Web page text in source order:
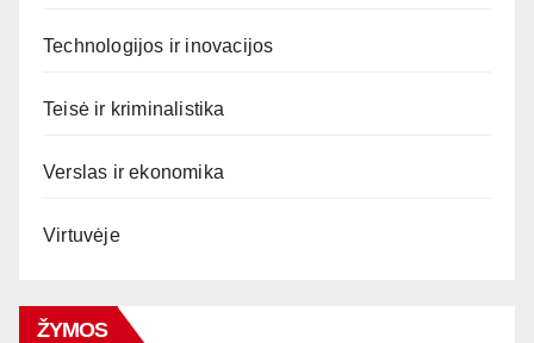
Technologijos ir inovacijos
Teisė ir kriminalistika
Verslas ir ekonomika
Virtuvėje
ŽYMOS